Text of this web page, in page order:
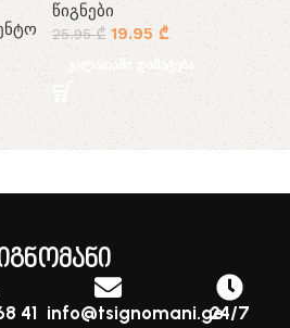
წიგნები
25.95₾ 19.95 ₾
კალათაში დამატება
41 info@tsignomani.ge24/7